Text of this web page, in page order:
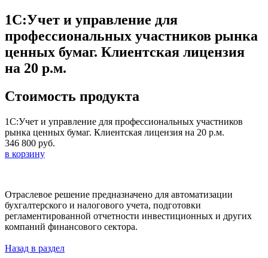
1С:Учет и управление для
профессиональных участников рынка
ценных бумаг. Клиентская лицензия
на 20 р.м.
Стоимость продукта
1С:Учет и управление для профессиональных участников
рынка ценных бумаг. Клиентская лицензия на 20 р.м.
346 800 руб.
в корзину
Отраслевое решение предназначено для автоматизации
бухгалтерского и налогового учета, подготовки
регламентированной отчетности инвестиционных и других
компаний финансового сектора.
Назад в раздел